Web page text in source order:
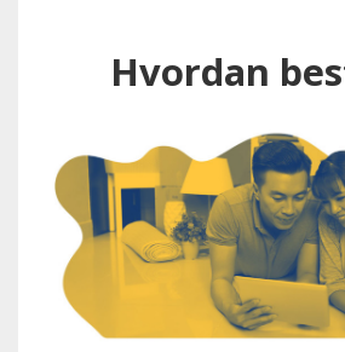
Hvordan